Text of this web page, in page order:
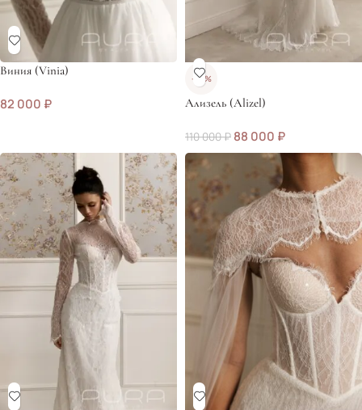
Виния (Vinia)
82 000 ₽
-20%
Ализель (Alizel)
110 000₽ 88 000 ₽